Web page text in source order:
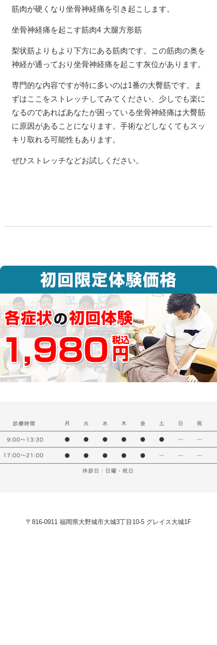
筋肉が硬くなり坐骨神経痛を引き起こします。
坐骨神経痛を起こす筋肉4 大腿方形筋
梨状筋よりもより下方にある筋肉です。この筋肉の奥を
神経が通っており坐骨神経痛を起こす灰位があります。
専門的な内容ですが特に多いのは1番の大臀筋です。ま
ずはここをストレッチしてみてください、少しでも楽に
なるのであればあなたが困っている坐骨神経痛は大臀筋
に原因があることになります。手術などしなくてもスッ
キリ取れる可能性もあります。
ぜひストレッチなどお試しください。
〒816-0911 福岡県大野城市大城3丁目10-5 グレイス大城1F